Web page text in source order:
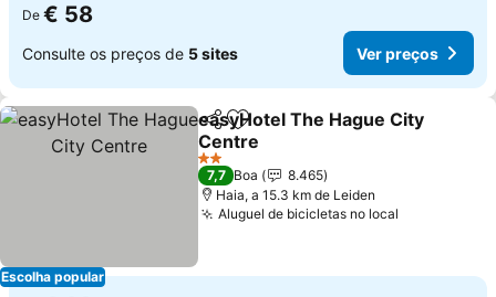
De € 58
Consulte os preços de 5 sites Ver preços
Escolha popular
PartilharAdicionar aos favoritos
easyHotel The Hague City
Centre
Ver preços
2 Estrelas
7,7 Boa
8.465
Haia, a 15.3 km de Leiden
Aluguel de bicicletas no local